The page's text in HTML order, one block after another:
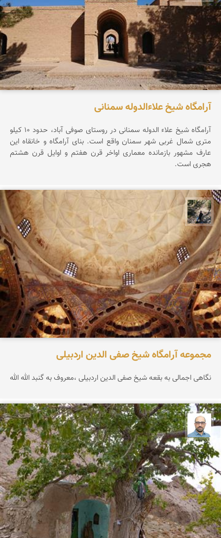
آرامگاه شیخ علاءالدوله سمنانی
آرامگاه شیخ علاء الدوله سمنانی در روستای صوفی آباد، حدود ۱۰ کیلو
متری شمال غربی شهر سمنان واقع است. بنای آرامگاه و خانقاه این
عارف مشهور بازمانده معماری اواخر قرن هفتم و اوایل قرن هشتم
هجری است.
مونا سلطانی
مجموعه آرامگاه شیخ صفی الدین اردبیلی
نگاهی اجمالی به بقعه شیخ صفی الدین اردبیلی ،معروف به گنبد الله الله
بابک ارجمندی